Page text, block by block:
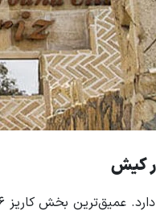
کیش